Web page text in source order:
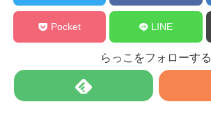
Pocket LINE
らっこをフォローする